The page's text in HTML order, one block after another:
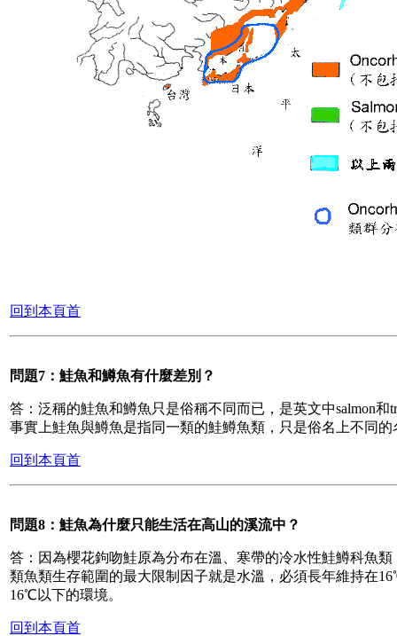
回到本頁首
問題7：鮭魚和鱒魚有什麼差別？
答：泛稱的鮭魚和鱒魚只是俗稱不同而已，是英文中salmon
事實上鮭魚與鱒魚是指同一類的鮭鱒魚類，只是俗名上不同的
回到本頁首
問題8：鮭魚為什麼只能生活在高山的溪流中？
答：因為櫻花鉤吻鮭原為分布在溫、寒帶的冷水性鮭鱒科魚
類魚類生存範圍的最大限制因子就是水溫，必須長年維持在
16℃以下的環境。
回到本頁首